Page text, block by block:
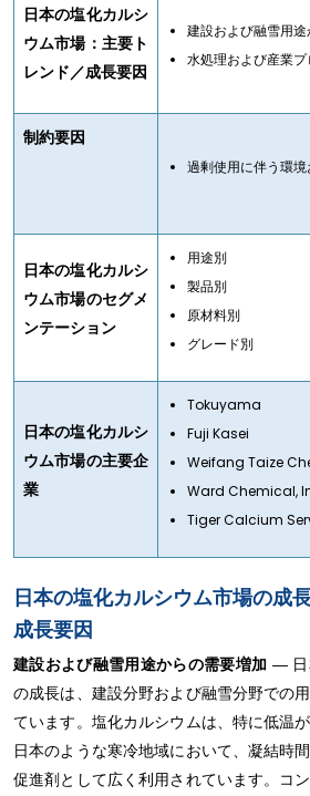
日本の塩化カルシ
ウム市場：主要ト
レンド／成長要因
建設および融雪用
水処理および産業
制約要因
過剰使用に伴う環
日本の塩化カルシ
ウム市場のセグメ
ンテーション
用途別
製品別
原材料別
グレード別
日本の塩化カルシ
ウム市場の主要企
業
Tokuyama
Fuji Kasei
Weifang Taize
Ward Chemical,
Tiger Calcium
日本の塩化カルシウム市場の成
成長要因
建設および融雪用途からの需要増加 ― 日
の成長は、建設分野および融雪分野での
ています。塩化カルシウムは、特に低温
日本のような寒冷地域において、凝結時
促進剤として広く利用されています。コ